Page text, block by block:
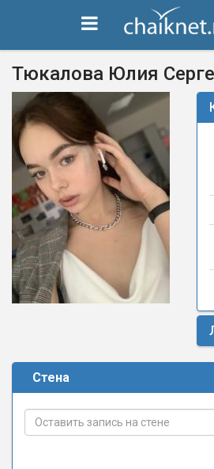
Тюкалова Юлия
Стена